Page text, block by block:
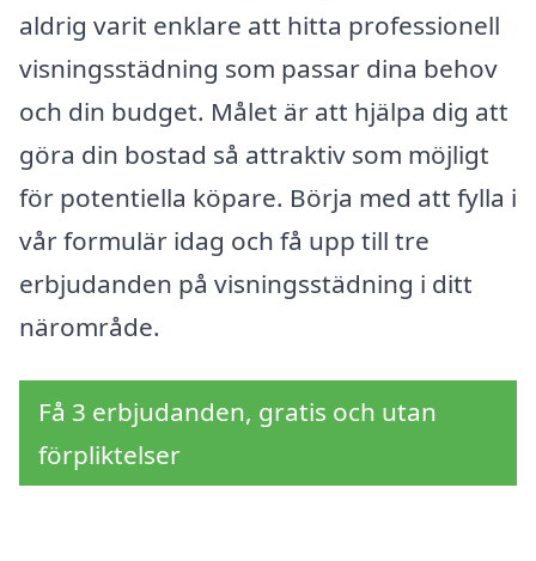
aldrig varit enklare att hitta professionell
visningsstädning som passar dina behov
och din budget. Målet är att hjälpa dig att
göra din bostad så attraktiv som möjligt
för potentiella köpare. Börja med att fylla i
vår formulär idag och få upp till tre
erbjudanden på visningsstädning i ditt
närområde.
Få 3 erbjudanden, gratis och utan
förpliktelser